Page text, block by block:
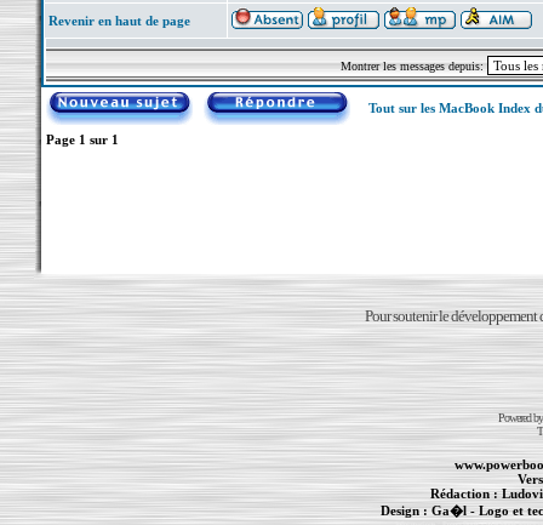
Revenir en haut de page
Montrer les messages depuis:
Tout sur les MacBook Index
Page 1 sur 1
Pour soutenir le développement
Powered
Rédaction :
Design : Ga�l- Logo et